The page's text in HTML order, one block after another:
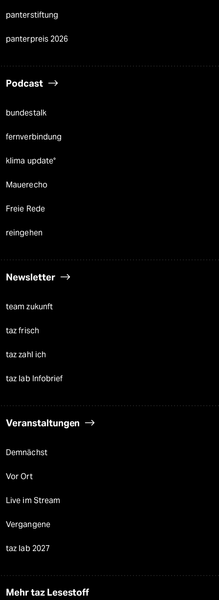
panterstiftung
panterpreis 2026
Podcast
bundestalk
fernverbindung
klima update°
Mauerecho
Freie Rede
reingehen
Newsletter
team zukunft
taz frisch
taz zahl ich
taz lab Infobrief
Veranstaltungen
Demnächst
Vor Ort
Live im Stream
Vergangene
taz lab 2027
Mehr taz Lesestoff